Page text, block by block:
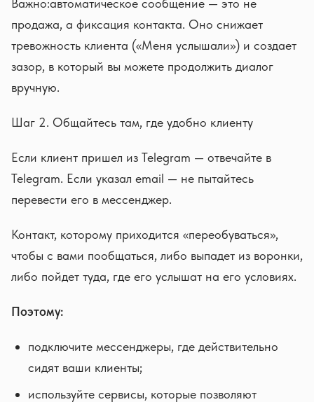
Важно:автоматическое сообщение — это не
продажа, а фиксация контакта. Оно снижает
тревожность клиента («Меня услышали») и создает
зазор, в который вы можете продолжить диалог
вручную.
Шаг 2. Общайтесь там, где удобно клиенту
Если клиент пришел из Telegram — отвечайте в
Telegram. Если указал email — не пытайтесь
перевести его в мессенджер.
Контакт, которому приходится «переобуваться»,
чтобы с вами пообщаться, либо выпадет из воронки,
либо пойдет туда, где его услышат на его условиях.
Поэтому:
подключите мессенджеры, где действительно
сидят ваши клиенты;
используйте сервисы, которые позволяют